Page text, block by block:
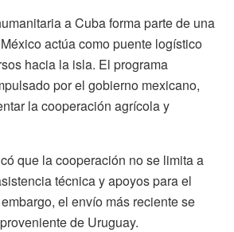
a Cuba forma parte de una
actúa como puente logístico
hacia la isla. El programa
por el gobierno mexicano,
la cooperación agrícola y
que la cooperación no se limita a
técnica y apoyos para el
el envío más reciente se
de Uruguay.